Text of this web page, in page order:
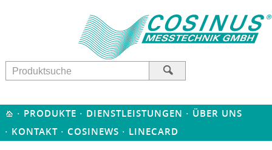
· PRODUKTE · DIENSTLEISTUNGEN · ÜBER UNS
· KONTAKT · COSINEWS · LINECARD